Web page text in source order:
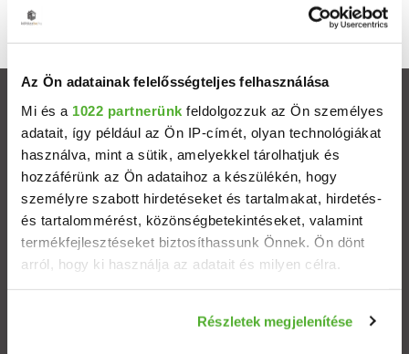
Az Ön adatainak felelősségteljes felhasználása
Mi és a 1022 partnerünk feldolgozzuk az Ön személyes
adatait, így például az Ön IP-címét, olyan technológiákat
használva, mint a sütik, amelyekkel tárolhatjuk és
hozzáférünk az Ön adataihoz a készülékén, hogy
személyre szabott hirdetéseket és tartalmakat, hirdetés-
és tartalommérést, közönségbetekintéseket, valamint
termékfejlesztéseket biztosíthassunk Önnek. Ön dönt
arról, hogy ki használja az adatait és milyen célra.
Információgyűjtés az Ön földrajzi elhelyezkedéséről
Részletek megjelenítése
keresni, hátha akkor megtalálod, amit keresel.
Ingatlanok
Eladó házak
Eladó lakások
Települések